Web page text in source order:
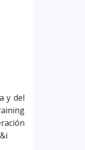
y del